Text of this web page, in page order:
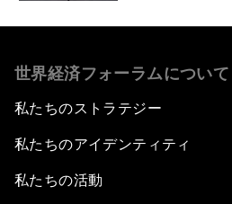
世界経済フォーラムについて
私たちのストラテジー
私たちのアイデンティティ
私たちの活動